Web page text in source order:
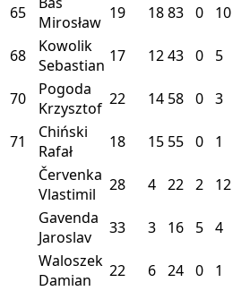
65
Mirosław 19 1883 0 10
68
Kowolik
Sebastian 17 1243 0 5
70
Pogoda
Krzysztof 22 14 58 0 3
71
Chiński
Rafał
18 15 55 0 1
Červenka
Vlastimil
28 4 22 2 12
Gavenda
Jaroslav
33 3 16 5 4
Waloszek
Damian
22 6 24 0 1